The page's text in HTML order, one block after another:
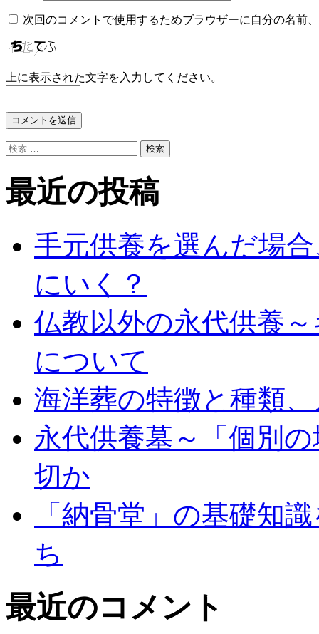
次回のコメントで使用するためブラウザーに自分の名前
上に表示された文字を入力してください。
検
対
象:
最近の投稿
手元供養を選んだ場
にいく？
仏教以外の永代供養
について
海洋葬の特徴と種類
永代供養墓～「個別
切か
「納骨堂」の基礎知
ち
最近のコメント